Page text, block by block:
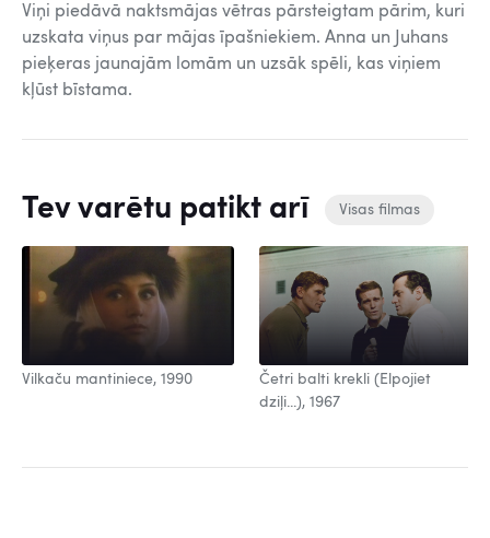
Viņi piedāvā naktsmājas vētras pārsteigtam pārim, kuri
uzskata viņus par mājas īpašniekiem. Anna un Juhans
pieķeras jaunajām lomām un uzsāk spēli, kas viņiem
kļūst bīstama.
Tev varētu patikt arī Visas filmas
Vilkaču mantiniece, 1990
Četri balti krekli (Elpojiet
dziļi...), 1967